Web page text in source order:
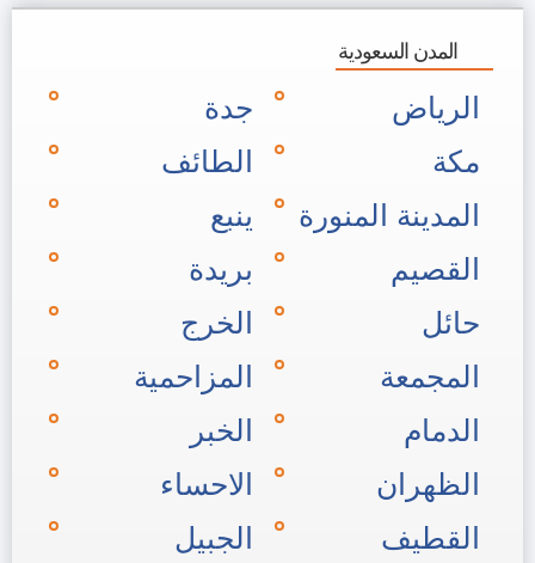
المدن السعودية
الرياض
جدة
مكة
الطائف
المدينة المنورة
ينبع
القصيم
بريدة
حائل
الخرج
المجمعة
المزاحمية
الدمام
الخبر
الظهران
الاحساء
القطيف
الجبيل